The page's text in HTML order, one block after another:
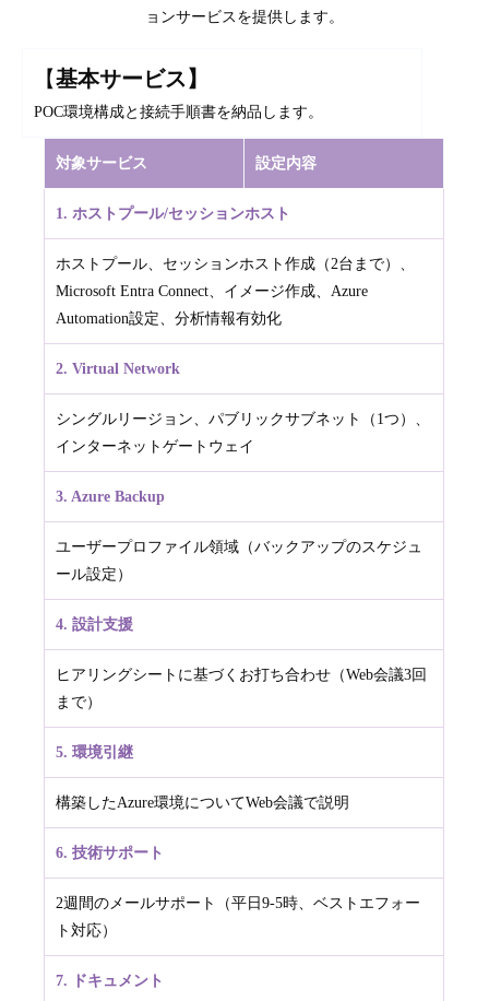
ョンサービスを提供します。
【基本サービス】
POC環境構成と接続手順書を納品します。
対象サービス 設定内容
1. ホストプール/セッションホスト
ホストプール、セッションホスト作成（2台まで）、
Microsoft Entra Connect、イメージ作成、Azure
Automation設定、分析情報有効化
2. Virtual Network
シングルリージョン、パブリックサブネット（1つ）、
インターネットゲートウェイ
3. Azure Backup
ユーザープロファイル領域（バックアップのスケジュ
ール設定）
4. 設計支援
ヒアリングシートに基づくお打ち合わせ（Web会議3回
まで）
5. 環境引継
構築したAzure環境についてWeb会議で説明
6. 技術サポート
2週間のメールサポート（平日9-5時、ベストエフォー
ト対応）
7. ドキュメント